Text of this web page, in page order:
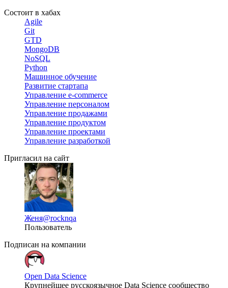
Состоит в хабах
Agile
Git
GTD
MongoDB
NoSQL
Python
Машинное обучение
Развитие стартапа
Управление e-commerce
Управление персоналом
Управление продажами
Управление продуктом
Управление проектами
Управление разработкой
Пригласил на сайт
Женя@rocknqa
Пользователь
Подписан на компании
Open Data Science
Крупнейшее русскоязычное Data Science сообщество